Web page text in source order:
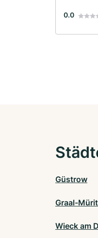
0.0
Güstrow
Graal-
Wieck am